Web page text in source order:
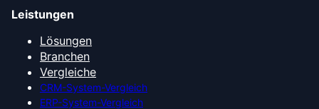
Leistungen
Lösungen
Branchen
Vergleiche
CRM-System-Vergleich
ERP-System-Vergleich